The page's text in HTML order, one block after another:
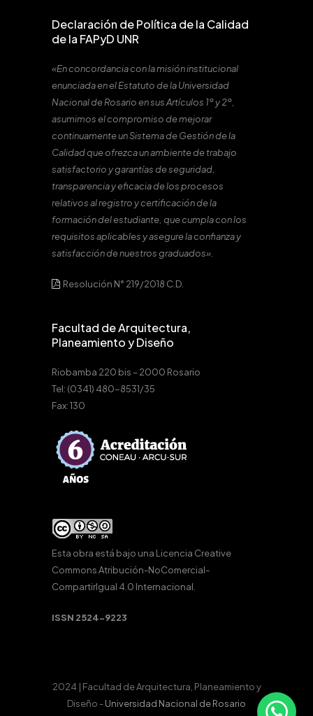
Declaración de Política de la Calidad
de la FAPyD UNR
«En concordancia con la misión institucional
enunciada en el Estatuto de la Universidad
Nacional de Rosario en sus Artículos 1º y 2º,
asumimos el compromiso de mejorar
continuamente un Sistema de Gestión de la
Calidad que ofrezca un ambiente de trabajo
satisfactorio y garantías de seguridad,
transparencia y eficacia de los procesos
relativos al registro y certificación de la
formación del estudiante, que cumpla con los
requisitos aplicables y asegure la confianza y
satisfacción de nuestros graduados».
Resolución N° 219/2018 C.D.
Facultad de Arquitectura,
Planeamiento y Diseño
Riobamba 220 bis – 2000 Rosario
Tel: (0341) 480-8531/35
Fax: 130
Esta obra está bajo una Licencia Creative
Commons Atribución-NoComercial-
CompartirIgual 4.0 Internacional.
ISSN 2524-9223
2024 | Facultad de Arquitectura, Planeamiento y
Diseño -Universidad Nacional de Rosario